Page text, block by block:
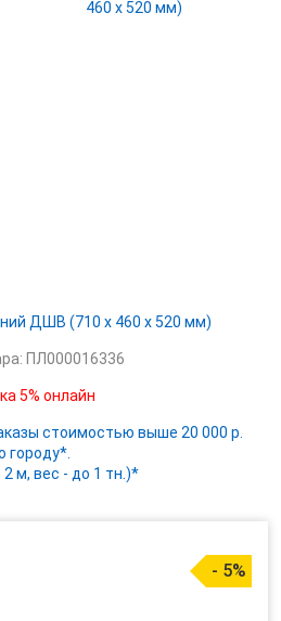
ПЛ000016336
5% онлайн
стоимостью выше 20 000 р.
городу*.
м, вес - до 1 тн.)*
- 5%